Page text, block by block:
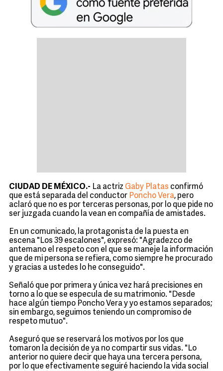
CIUDAD DE MÉXICO.- La actriz Gaby Platas confirmó
que está separada del conductor Poncho Vera, pero
aclaró que no es por terceras personas, por lo que pide no
ser juzgada cuando la vean en compañía de amistades.
En un comunicado, la protagonista de la puesta en
escena "Los 39 escalones", expresó: "Agradezco de
antemano el respeto con el que se maneje la información
que de mi persona se refiera, como siempre he procurado
y gracias a ustedes lo he conseguido".
Señaló que por primera y única vez hará precisiones en
torno a lo que se especula de su matrimonio. "Desde
hace algún tiempo Poncho Vera y yo estamos separados;
sin embargo, seguimos teniendo un compromiso de
respeto mutuo".
Aseguró que se reservará los motivos por los que
tomaron la decisión de ya no compartir sus vidas. "Lo
anterior no quiere decir que haya una tercera persona,
por lo que efectivamente seguiré haciendo la vida social